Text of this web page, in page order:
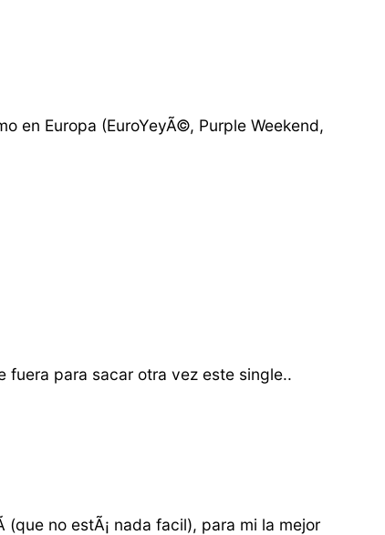
en Europa (EuroYeyÃ©, Purple Weekend,
fuera para sacar otra vez este single..
no estÃ¡ nada facil), para mi la mejor